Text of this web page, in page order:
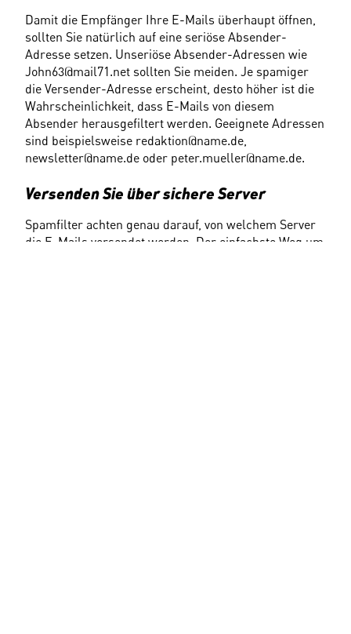
Damit die Empfänger Ihre E-Mails überhaupt öffnen,
sollten Sie natürlich auf eine seriöse Absender-
Adresse setzen. Unseriöse Absender-Adressen wie
John63@mail71.net sollten Sie meiden. Je spamiger
die Versender-Adresse erscheint, desto höher ist die
Wahrscheinlichkeit, dass E-Mails von diesem
Absender herausgefiltert werden. Geeignete Adressen
sind beispielsweise redaktion@name.de,
newsletter@name.de oder peter.mueller@name.de.
Versenden Sie über sichere Server
Spamfilter achten genau darauf, von welchem Server
die E-Mails versendet werden. Der einfachste Weg um